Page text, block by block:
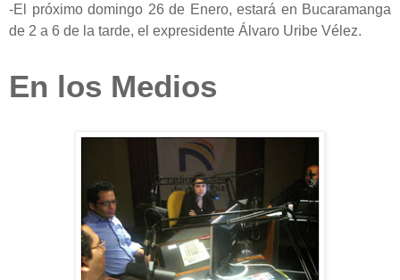
-El próximo domingo 26 de Enero, estará en Bucaramanga
de 2 a 6 de la tarde, el expresidente Álvaro Uribe Vélez.
En los Medios